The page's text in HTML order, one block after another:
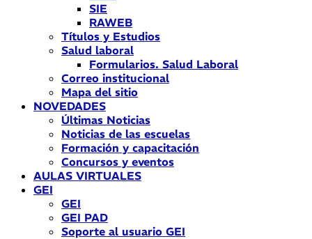
SIE
RAWEB
Títulos y Estudios
Salud laboral
Formularios. Salud Laboral
Correo institucional
Mapa del sitio
NOVEDADES
Últimas Noticias
Noticias de las escuelas
Formación y capacitación
Concursos y eventos
AULAS VIRTUALES
GEI
GEI
GEI PAD
Soporte al usuario GEI